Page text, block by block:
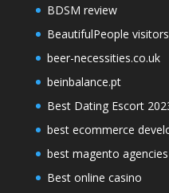
BDSM review
BeautifulPeople visitors
beer-necessities.co.uk
beinbalance.pt
Best Dating Escort
best ecommerce
best magento agencies
Best online casino